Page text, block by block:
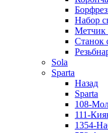
Набор
Метчик
Станок
Sola
Sparta
Назад
Sparta
108-
111-
1354-